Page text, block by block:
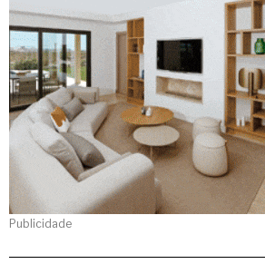
Publicidade